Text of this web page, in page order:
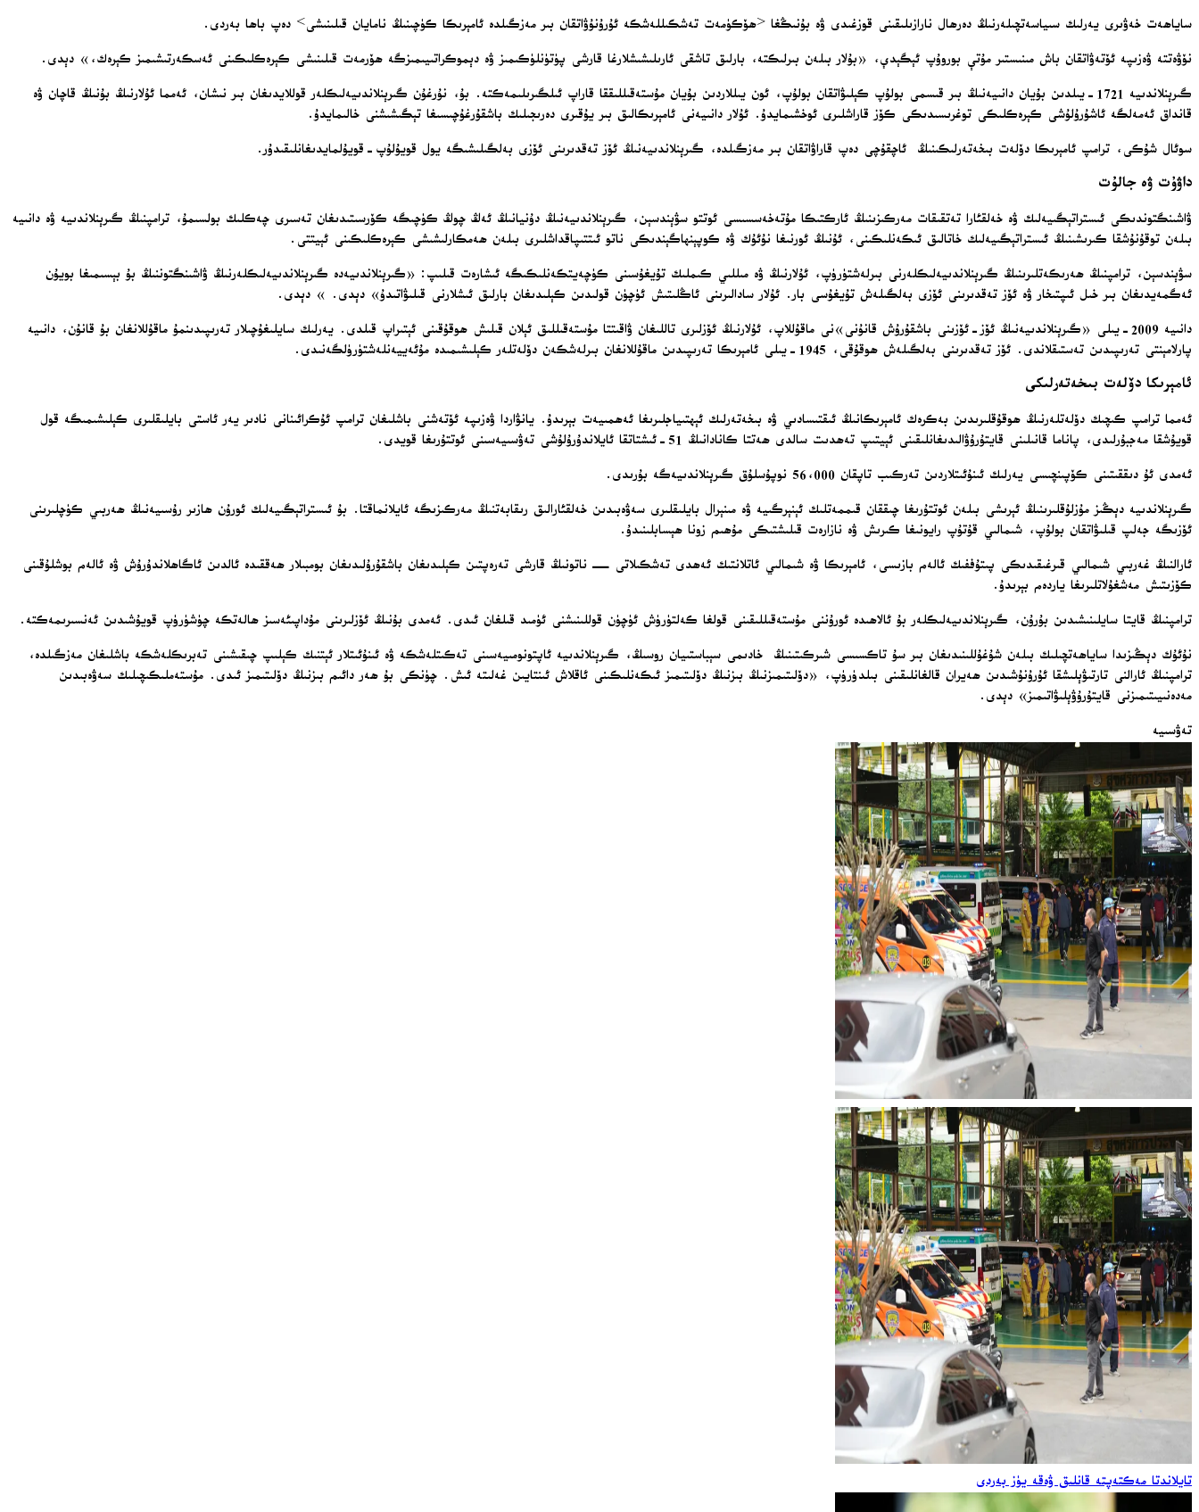
ساياھەت خەۋىرى يەرلىك سىياسەتچىلەرنىڭ دەرھال نارازىلىقىنى قوزغىدى ۋە بۇنىڭغا <ھۆكۈمەت تەشكىللەشكە ئۇرۇنۇۋاتقان بىر مەزگىلدە ئامېرىكا كۈچىنىڭ نامايان قىلىنىشى> دەپ باھا بەردى.
نۆۋەتتە ۋەزىپە ئۆتەۋاتقان باش مىنىستىر مۇتې بوروۇپ ئېگېدې، «بۇلار بىلەن بىرلىكتە، بارلىق تاشقى ئارىلىشىشلارغا قارشى پۈتۈنلۈكىمىز ۋە دېموكراتىيىمىزگە ھۆرمەت قىلىنىشى كېرەكلىكىنى ئەسكەرتىشىمىز كېرەك،» دېدى.
گىرېنلاندىيە 1721-يىلدىن بۇيان دانىيەنىڭ بىر قىسمى بولۇپ كېلىۋاتقان بولۇپ، ئون يىللاردىن بۇيان مۇستەقىللىققا قاراپ ئىلگىرىلىمەكتە. بۇ، نۇرغۇن گىرېنلاندىيەلىكلەر قوللايدىغان بىر نىشان، ئەمما ئۇلارنىڭ بۇنىڭ قاچان ۋە
قانداق ئەمەلگە ئاشۇرۇلۇشى كېرەكلىكى توغرىسىدىكى كۆز قاراشلىرى ئوخشىمايدۇ. ئۇلار دانىيەنى ئامېرىكالىق بىر يۇقىرى دەرىجىلىك باشقۇرغۇچىسىغا تېگىشىشنى خالىمايدۇ.
سوئال شۇكى، ترامپ ئامېرىكا دۆلەت بىخەتەرلىكىنىڭ ئاچقۇچى دەپ قاراۋاتقان بىر مەزگىلدە، گىرېنلاندىيەنىڭ ئۆز تەقدىرىنى ئۆزى بەلگىلىشىگە يول قويۇلۇپ-قويۇلمايدىغانلىقىدۇر.
داۋۇت ۋە جالۇت
ۋاشىنگتوندىكى ئىستراتېگىيەلىك ۋە خەلقئارا تەتقىقات مەركىزىنىڭ ئاركتىكا مۇتەخەسسىسى ئوتتو سۋېندسېن، گىرېنلاندىيەنىڭ دۇنيانىڭ ئەڭ چوڭ كۈچىگە كۆرسىتىدىغان تەسىرى چەكلىك بولسىمۇ، ترامپنىڭ گىرېنلاندىيە ۋە دانىيە
بىلەن توقۇنۇشقا كىرىشىنىڭ ئىستراتېگىيەلىك خاتالىق ئىكەنلىكىنى، ئۇنىڭ ئورنىغا نۇئۇك ۋە كوپېنھاگېندىكى ناتو ئىتتىپاقداشلىرى بىلەن ھەمكارلىشىشى كېرەكلىكىنى ئېيتتى.
سۋېندسېن، ترامپنىڭ ھەرىكەتلىرىنىڭ گىرېنلاندىيەلىكلەرنى بىرلەشتۈرۈپ، ئۇلارنىڭ ۋە مىللىي كىملىك تۇيغۇسىنى كۈچەيتكەنلىكىگە ئىشارەت قىلىپ: «گىرېنلاندىيەدە گىرېنلاندىيەلىكلەرنىڭ ۋاشىنگتوننىڭ بۇ بېسىمىغا بويۇن
ئەگمەيدىغان بىر خىل ئىپتىخار ۋە ئۆز تەقدىرىنى ئۆزى بەلگىلەش تۇيغۇسى بار. ئۇلار سادالىرىنى ئاڭلىتىش ئۈچۈن قولىدىن كېلىدىغان بارلىق ئىشلارنى قىلىۋاتىدۇ» دېدى. » دېدى.
دانىيە 2009-يىلى «گىرېنلاندىيەنىڭ ئۆز-ئۆزىنى باشقۇرۇش قانۇنى»نى ماقۇللاپ، ئۇلارنىڭ ئۆزلىرى تاللىغان ۋاقىتتا مۇستەقىللىق ئېلان قىلىش ھوقۇقىنى ئېتىراپ قىلدى. يەرلىك سايلىغۇچىلار تەرىپىدىنمۇ ماقۇللانغان بۇ قانۇن، دانىيە
پارلامېنتى تەرىپىدىن تەستىقلاندى. ئۆز تەقدىرىنى بەلگىلەش ھوقۇقى، 1945-يىلى ئامېرىكا تەرىپىدىن ماقۇللانغان بىرلەشكەن دۆلەتلەر كېلىشىمىدە مۇئەييەنلەشتۈرۈلگەنىدى.
ئامېرىكا دۆلەت بىخەتەرلىكى
ئەمما ترامپ كىچىك دۆلەتلەرنىڭ ھوقۇقلىرىدىن بەكرەك ئامېرىكانىڭ ئىقتىسادىي ۋە بىخەتەرلىك ئېھتىياجلىرىغا ئەھمىيەت بېرىدۇ. يانۋاردا ۋەزىپە ئۆتەشنى باشلىغان ترامپ ئۇكرائىنانى نادىر يەر ئاستى بايلىقلىرى كېلىشىمىگە قول
قويۇشقا مەجبۇرلىدى، پاناما قانىلىنى قايتۇرۇۋالىدىغانلىقىنى ئېيتىپ تەھدىت سالدى ھەتتا كانادانىڭ 51-ئىشتاتقا ئايلاندۇرۇلۇشى تەۋسىيەسىنى ئوتتۇرىغا قويدى.
ئەمدى ئۇ دىققىتىنى كۆپىنچىسى يەرلىك ئىنۇئىتلاردىن تەركىب تاپقان 56,000 نوپۇسلۇق گىرېنلاندىيەگە بۇرىدى.
گىرېنلاندىيە دېڭىز مۇزلۇقلىرىنىڭ ئېرىشى بىلەن ئوتتۇرىغا چىققان قىممەتلىك ئېنېرگىيە ۋە مىنېرال بايلىقلىرى سەۋەبىدىن خەلقئارالىق رىقابەتنىڭ مەركىزىگە ئايلانماقتا. بۇ ئىستراتېگىيەلىك ئورۇن ھازىر رۇسىيەنىڭ ھەربىي كۈچلىرىنى
ئۆزىگە جەلپ قىلىۋاتقان بولۇپ، شىمالىي قۇتۇپ رايونىغا كىرىش ۋە نازارەت قىلىشتىكى مۇھىم زونا ھېسابلىنىدۇ.
ئارالنىڭ غەربىي شىمالىي قىرغىقىدىكى پىتۇففىك ئالەم بازىسى، ئامېرىكا ۋە شىمالىي ئاتلانتىك ئەھدى تەشكىلاتى — ناتونىڭ قارشى تەرەپتىن كېلىدىغان باشقۇرۇلىدىغان بومبىلار ھەققىدە ئالدىن ئاگاھلاندۇرۇش ۋە ئالەم بوشلۇقىنى
كۆزىتىش مەشغۇلاتلىرىغا ياردەم بېرىدۇ.
ترامپنىڭ قايتا سايلىنىشىدىن بۇرۇن، گىرېنلاندىيەلىكلەر بۇ ئالاھىدە ئورۇننى مۇستەقىللىقىنى قولغا كەلتۈرۈش ئۈچۈن قوللىنىشنى ئۈمىد قىلغان ئىدى. ئەمدى بۇنىڭ ئۆزلىرىنى مۇداپىئەسىز ھالەتكە چۈشۈرۈپ قويۇشىدىن ئەنسىرىمەكتە.
نۇئۇك دېڭىزىدا ساياھەتچىلىك بىلەن شۇغۇللىنىدىغان بىر سۇ تاكسىسى شىركىتىنىڭ خادىمى سېباستىيان روسىڭ، گىرېنلاندىيە ئاپتونومىيەسىنى تەكىتلەشكە ۋە ئىنۇئىتلار ئېتنىك كېلىپ چىقىشىنى تەبرىكلەشكە باشلىغان مەزگىلدە،
ترامپنىڭ ئارالنى تارتىۋېلىشقا ئۇرۇنۇشىدىن ھەيران قالغانلىقىنى بىلدۈرۈپ، «دۆلىتىمىزنىڭ بىزنىڭ دۆلىتىمىز ئىكەنلىكىنى ئاقلاش ئىنتايىن غەلىتە ئىش. چۈنكى بۇ ھەر دائىم بىزنىڭ دۆلىتىمىز ئىدى. مۇستەملىكىچىلىك سەۋەبىدىن
مەدەنىيىتىمىزنى قايتۇرۇۋېلىۋاتىمىز» دېدى.
تەۋسىيە
تايلاندتا مەكتەپتە قانلىق ۋەقە يۈز بەردى